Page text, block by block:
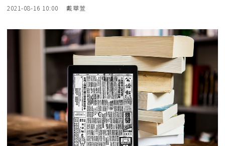
2021-08-16 10:00 戴華萱